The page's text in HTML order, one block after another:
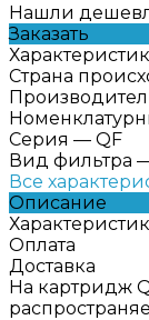
Нашли
Заказать
Страна
Серия — QF
Вид фильтра
Все
Описание
Оплата
Доставка
На картридж